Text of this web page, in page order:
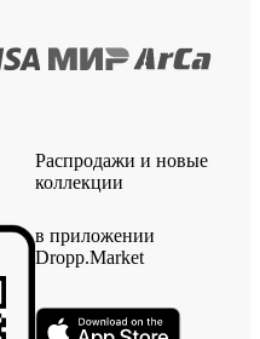
Распродажи и новые
коллекции
в приложении
Dropp.Market